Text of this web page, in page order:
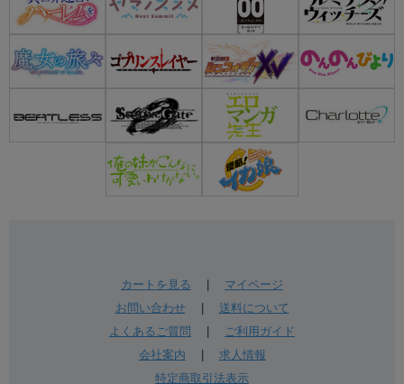
カートを見る
マイページ
お問い合わせ| 送料について
よくあるご質問
ご利用ガイド
会社案内
求人情報
特定商取引法表示